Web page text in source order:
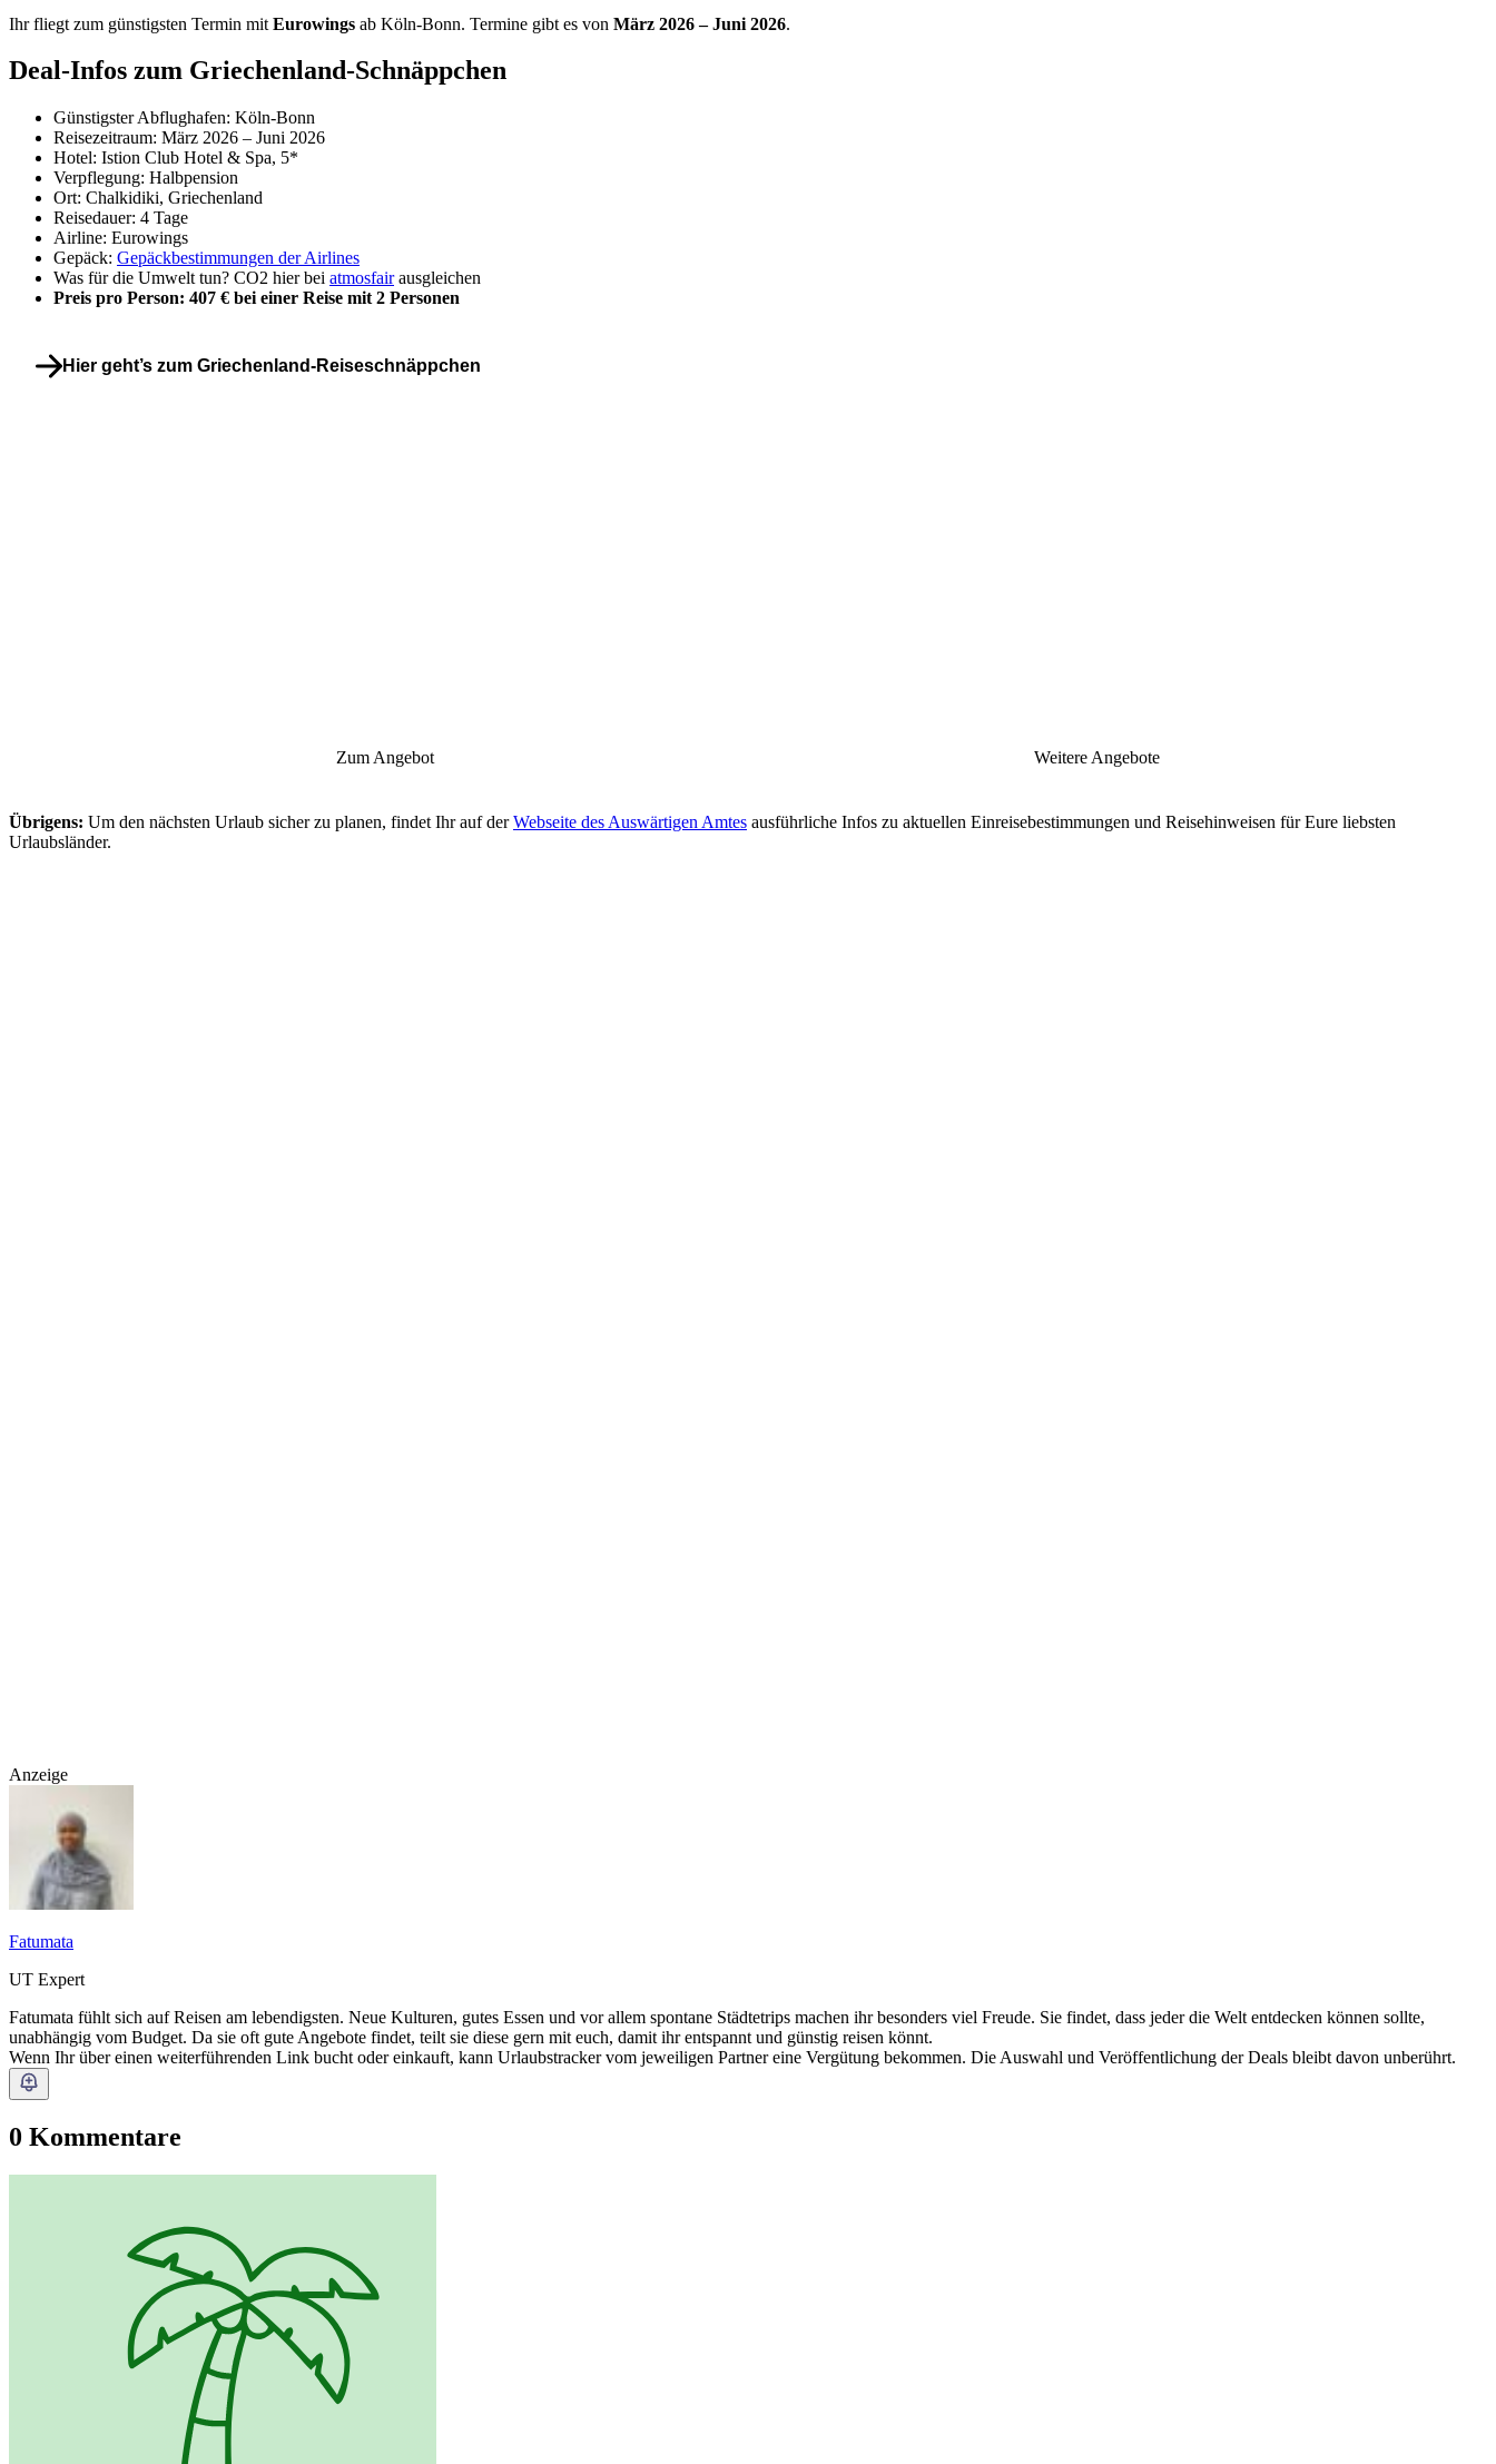
Ihr fliegt zum günstigsten Termin mit Eurowings ab Köln-Bonn. Termine gibt es von März 2026 – Juni 2026.
Deal-Infos zum Griechenland-Schnäppchen
Günstigster Abflughafen: Köln-Bonn
Reisezeitraum: März 2026 – Juni 2026
Hotel: Istion Club Hotel & Spa, 5*
Verpflegung: Halbpension
Ort: Chalkidiki, Griechenland
Reisedauer: 4 Tage
Airline: Eurowings
Gepäck: Gepäckbestimmungen der Airlines
Was für die Umwelt tun? CO2 hier bei atmosfairausgleichen
Preis pro Person: 407 € bei einer Reise mit 2 Personen
Hier geht’s zum Griechenland-Reiseschnäppchen
Zum Angebot Weitere Angebote
Übrigens: Um den nächsten Urlaub sicher zu planen, findet Ihr auf derWebseite des Auswärtigen Amtes ausführliche Infos zu aktuellen Einreisebestimmungen und Reisehinweisen für Eure liebsten
Urlaubsländer.
Anzeige
Fatumata
UT Expert
Fatumata fühlt sich auf Reisen am lebendigsten. Neue Kulturen, gutes Essen und vor allem spontane Städtetrips machen ihr besonders viel Freude. Sie findet, dass jeder die Welt entdecken können sollte,
unabhängig vom Budget. Da sie oft gute Angebote findet, teilt sie diese gern mit euch, damit ihr entspannt und günstig reisen könnt.
Wenn Ihr über einen weiterführenden Link bucht oder einkauft, kann Urlaubstracker vom jeweiligen Partner eine Vergütung bekommen. Die Auswahl und Veröffentlichung der Deals bleibt davon unberührt.
0 Kommentare